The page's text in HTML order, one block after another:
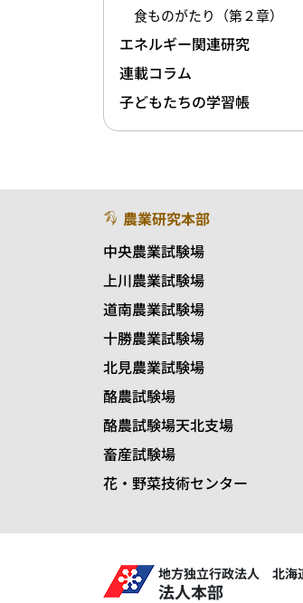
食ものがたり（第２章）
エネルギー関連研究
連載コラム
子どもたちの学習帳
農業研究本部
中央農業試験場
上川農業試験場
道南農業試験場
十勝農業試験場
北見農業試験場
酪農試験場
酪農試験場天北支場
畜産試験場
花・野菜技術センター
地方独立行政法人 北海
法人本部